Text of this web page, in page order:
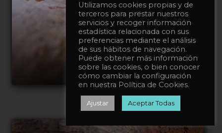
Utilizamos cookies propias y de
terceros para prestar nuestros
servicios y recoger información
estadística relacionada con sus
preferencias mediante el análisis
de sus hábitos de navegación.
Puede obtener más información
sobre las cookies, o bien conocer
cómo cambiar la configuración
en nuestra Política de Cookies.
Ajustar Aceptar Todas